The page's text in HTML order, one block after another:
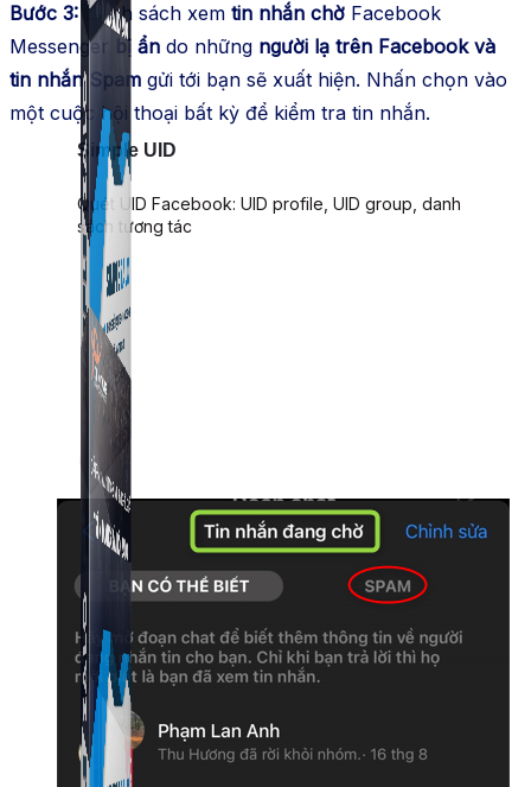
Simple Zalo
Hỗ trợ kết bạn, gửi tin nhắn chăm sóc khách hàng trên
Simple UID
Quét UID Facebook: UID profile, UID group, danh
sách tương tác
Bước 3:Danh sách xem tin nhắn chờ Facebook
Messenger bị ẩn do những người lạ trên Facebook và
tin nhắn Spam gửi tới bạn sẽ xuất hiện. Nhấn chọn vào
một cuộc hội thoại bất kỳ để kiểm tra tin nhắn.